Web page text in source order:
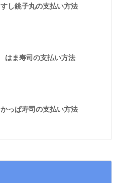
すし銚子丸の支払い方法
はま寿司の支払い方法
かっぱ寿司の支払い方法